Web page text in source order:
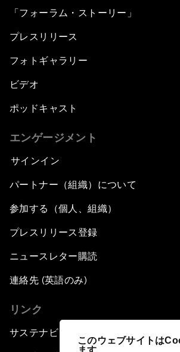
このウェブサイトは
ます
「フォーラム・ストーリー」
プレスリリース
フォトギャラリー
ビデオ
ポッドキャスト
エンゲージメント
サインイン
パートナー（組織）について
参加する（個人、組織）
プレスリリース登録
ニュースレター購読
連絡先 (英語のみ)
リンク
サステナビリティへの取り組み